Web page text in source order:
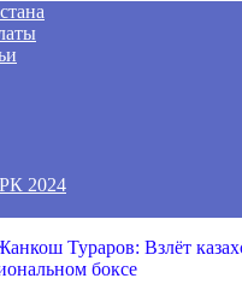
2024
Тураров: Взлёт
боксе